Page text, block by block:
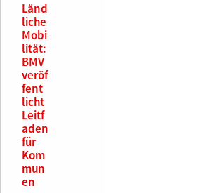
Länd
liche
Mobi
lität:
BMV
veröf
fent
licht
Leitf
aden
für
Kom
mun
en